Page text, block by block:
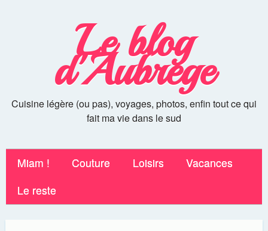
Le blog
d'Aubrege
Cuisine légère (ou pas), voyages, photos, enfin tout ce qui
fait ma vie dans le sud
Miam ! Couture Loisirs
Vacances
Le reste